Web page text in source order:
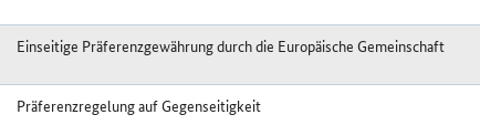
Einseitige Präferenzgewährung durch die Europäische Gemeinschaft
Präferenzregelung auf Gegenseitigkeit